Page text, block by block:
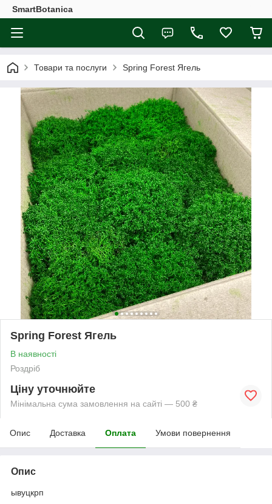
SmartBotanica
Товари та послуги Spring Forest Ягель
Spring Forest Ягель
В наявності
Роздріб
Ціну уточнюйте
Мінімальна сума замовлення на сайті — 500 ₴
Опис Доставка Оплата Умови повернення
Опис
ывуцкрп